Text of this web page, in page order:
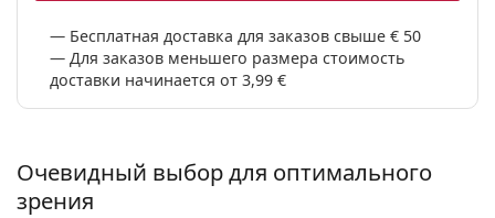
Бесплатная доставка для заказов свыше € 50
Для заказов меньшего размера стоимость
доставки начинается от 3,99 €
Очевидный выбор для оптимального
зрения